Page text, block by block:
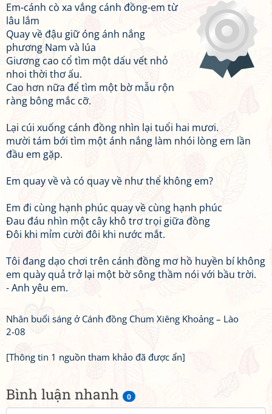
Bình luận nhanh 0
Em-cánh cò xa vắng cánh đồng-em từ
lâu lắm
Quay về đậu giữ óng ánh nắng
phương Nam và lúa
Giương cao cổ tìm một dấu vết nhỏ
nhoi thời thơ ấu.
Cao hơn nữa để tìm một bờ mẫu rộn
ràng bông mắc cỡ.
Lại cúi xuống cánh đồng nhìn lại tuổi hai mươi.
mười tám bới tìm một ánh nắng làm nhói lòng em lần
đầu em gặp.
Em quay về và có quay về như thể không em?
Em đi cùng hạnh phúc quay về cùng hạnh phúc
Đau đáu nhìn một cây khô trơ trọi giữa đồng
Đôi khi mỉm cười đôi khi nước mắt.
Tôi đang dạo chơi trên cánh đồng mơ hồ huyền bí không
em quày quả trở lại một bờ sông thầm nói với bầu trời.
- Anh yêu em.
Nhân buổi sáng ở Cánh đồng Chum Xiêng Khoảng – Lào
2-08
[Thông tin 1 nguồn tham khảo đã được ẩn]